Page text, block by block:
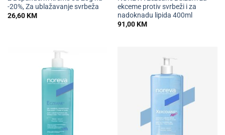
-20%, Za ublažavanje svrbeža
26,60KM
ekceme protiv svrbeži i za
nadoknadu lipida 400ml
91,00KM